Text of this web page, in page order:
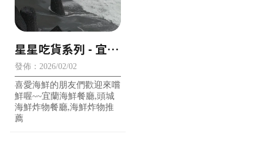
星星吃貨系列 - 宜蘭
頭城海鮮餐廳|鱻境
海鮮炸物
發佈：2026/02/02
喜愛海鮮的朋友們歡迎來嚐
鮮喔~~宜蘭海鮮餐廳,頭城
海鮮炸物餐廳,海鮮炸物推
薦